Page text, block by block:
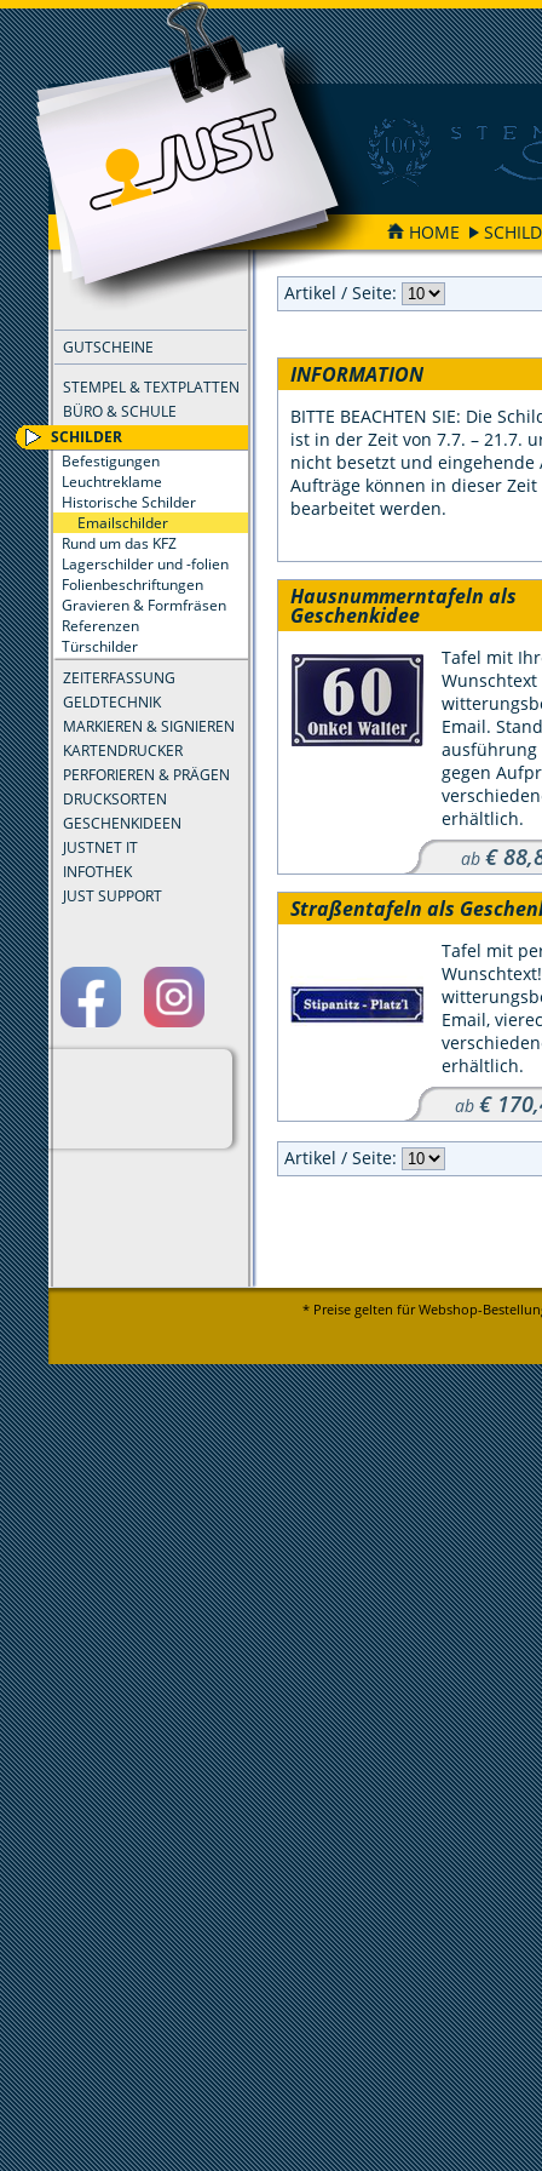
HOME
GUTSCHEINE
STEMPEL & TEXTPLATTEN
BÜRO & SCHULE
SCHILDER
Befestigungen
Leuchtreklame
Historische Schilder
Emailschilder
Rund um das KFZ
Lagerschilder und -folien
Folienbeschriftungen
Gravieren & Formfräsen
Referenzen
Türschilder
ZEITERFASSUNG
GELDTECHNIK
MARKIEREN & SIGNIEREN
KARTENDRUCKER
PERFORIEREN & PRÄGEN
DRUCKSORTEN
GESCHENKIDEEN
JUSTNET IT
INFOTHEK
JUST SUPPORT
FILTER Artikel / Seite:
INFORMATION
BITTE BEACHTEN SIE: Die
ist in der Zeit von 7.7. – 21.7.
nicht besetzt und eingehende
Aufträge können in dieser
bearbeitet werden.
Hausnummerntafeln als
Geschenkidee
Tafel mit
Wunschtext
Email.
ausführung
gegen
erhältlich.
ab€
Straßentafeln als
Tafel mit
Email,
erhältlich.
ab€
Artikel / Seite:
* Preise gelten für Webshop-